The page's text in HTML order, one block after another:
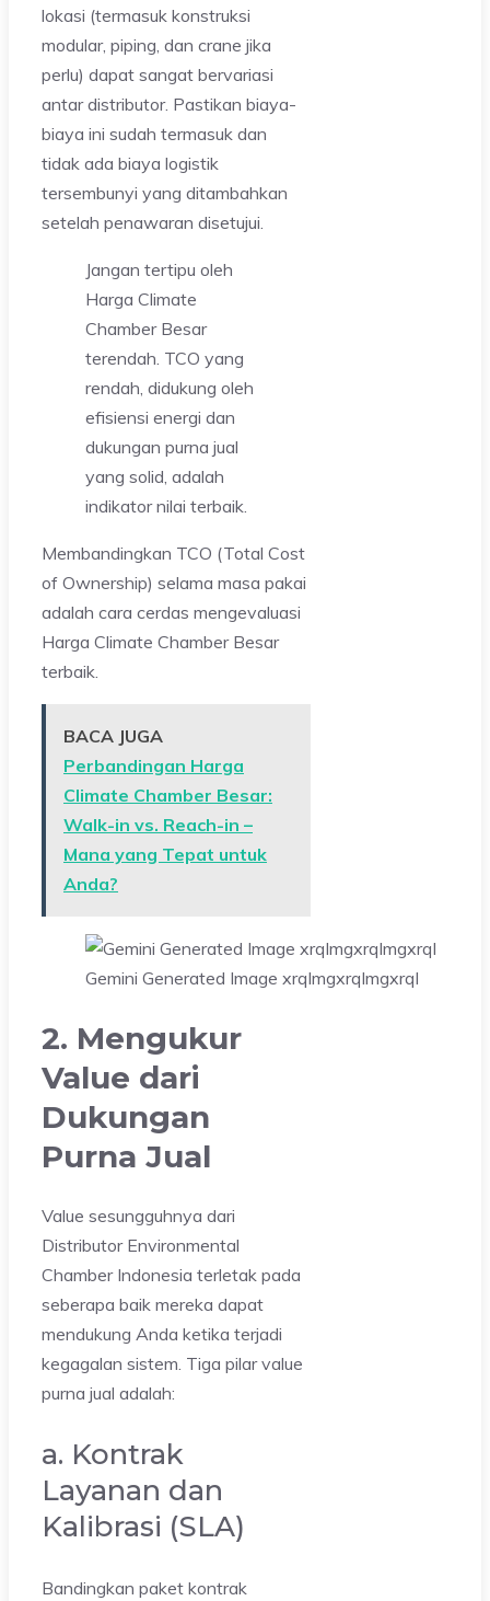
lokasi (termasuk konstruksi
modular, piping, dan crane jika
perlu) dapat sangat bervariasi
antar distributor. Pastikan biaya-
biaya ini sudah termasuk dan
tidak ada biaya logistik
tersembunyi yang ditambahkan
setelah penawaran disetujui.
Jangan tertipu oleh
Harga Climate
Chamber Besar
terendah. TCO yang
rendah, didukung oleh
efisiensi energi dan
dukungan purna jual
yang solid, adalah
indikator nilai terbaik.
Membandingkan TCO (Total Cost
of Ownership) selama masa pakai
adalah cara cerdas mengevaluasi
Harga Climate Chamber Besar
terbaik.
BACA JUGA
Perbandingan Harga
Climate Chamber Besar:
Walk-in vs. Reach-in –
Mana yang Tepat untuk
Anda?
Gemini Generated Image xrqlmgxrqlmgxrql
2. Mengukur
Value dari
Dukungan
Purna Jual
Value sesungguhnya dari
Distributor Environmental
Chamber Indonesia terletak pada
seberapa baik mereka dapat
mendukung Anda ketika terjadi
kegagalan sistem. Tiga pilar value
purna jual adalah:
a. Kontrak
Layanan dan
Kalibrasi (SLA)
Bandingkan paket kontrak